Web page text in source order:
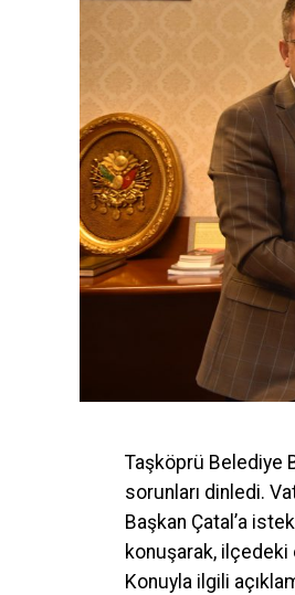
Taşköprü Belediye
sorunları dinledi.
Başkan Çatal’a
konuşarak, ilçedeki
Konuyla ilgili